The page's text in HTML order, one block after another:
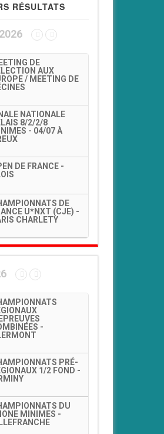
RÉSULTATS
DE
AUX
/ MEETING DE
NATIONALE
8/2/2/8
- 04/07 À
DE FRANCE -
DE
U*NXT (CJE) -
CHARLETY
-
PRÉ-
1/2 FOND -
DU
MINIMES -